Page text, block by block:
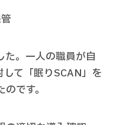
管
た。一人の職員が自
て「眠りSCAN」を
です。